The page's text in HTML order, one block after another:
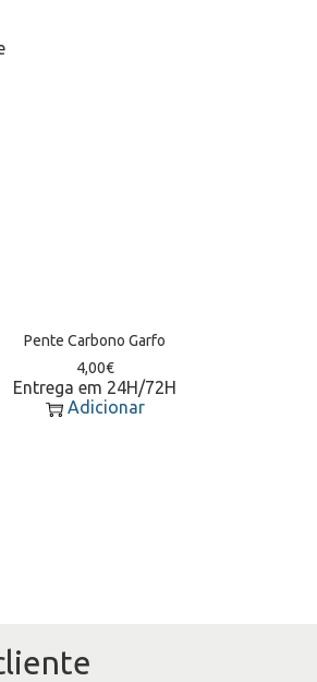
Pente Carbono Garfo
4,00€
Entrega em 24H/72H
Adicionar